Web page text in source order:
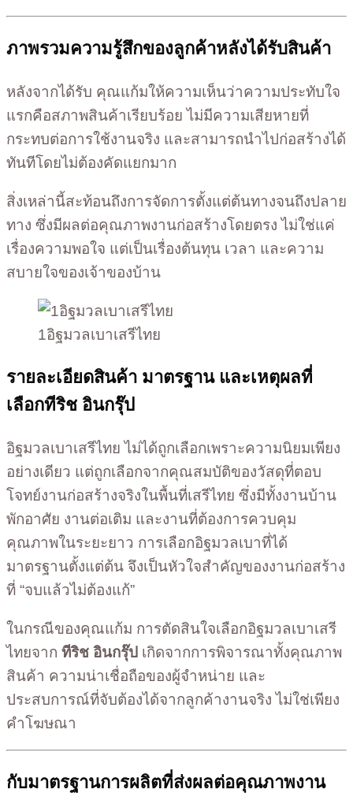
ภาพรวมความรู้สึกของลูกค้าหลังได้รับสินค้า
หลังจากได้รับ คุณแก้มให้ความเห็นว่าความประทับใจ
แรกคือสภาพสินค้าเรียบร้อย ไม่มีความเสียหายที่
กระทบต่อการใช้งานจริง และสามารถนำไปก่อสร้างได้
ทันทีโดยไม่ต้องคัดแยกมาก
สิ่งเหล่านี้สะท้อนถึงการจัดการตั้งแต่ต้นทางจนถึงปลาย
ทาง ซึ่งมีผลต่อคุณภาพงานก่อสร้างโดยตรง ไม่ใช่แค่
เรื่องความพอใจ แต่เป็นเรื่องต้นทุน เวลา และความ
สบายใจของเจ้าของบ้าน
1อิฐมวลเบาเสรีไทย
รายละเอียดสินค้า มาตรฐาน และเหตุผลที่
เลือกทีริช อินกรุ๊ป
อิฐมวลเบาเสรีไทย ไม่ได้ถูกเลือกเพราะความนิยมเพียง
อย่างเดียว แต่ถูกเลือกจากคุณสมบัติของวัสดุที่ตอบ
โจทย์งานก่อสร้างจริงในพื้นที่เสรีไทย ซึ่งมีทั้งงานบ้าน
พักอาศัย งานต่อเติม และงานที่ต้องการควบคุม
คุณภาพในระยะยาว การเลือกอิฐมวลเบาที่ได้
มาตรฐานตั้งแต่ต้น จึงเป็นหัวใจสำคัญของงานก่อสร้าง
ที่ “จบแล้วไม่ต้องแก้”
ในกรณีของคุณแก้ม การตัดสินใจเลือกอิฐมวลเบาเสรี
ไทยจาก ทีริช อินกรุ๊ป เกิดจากการพิจารณาทั้งคุณภาพ
สินค้า ความน่าเชื่อถือของผู้จำหน่าย และ
ประสบการณ์ที่จับต้องได้จากลูกค้างานจริง ไม่ใช่เพียง
คำโฆษณา
กับมาตรฐานการผลิตที่ส่งผลต่อคุณภาพงาน